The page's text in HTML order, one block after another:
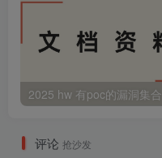
2025 hw 有poc的漏洞集合
评论 抢沙发